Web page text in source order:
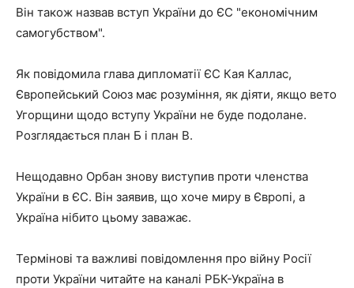
Він також назвав вступ України до ЄС "економічним
самогубством".
Як повідомила глава дипломатії ЄС Кая Каллас,
Європейський Союз має розуміння, як діяти, якщо вето
Угорщини щодо вступу України не буде подолане.
Розглядається план Б і план В.
Нещодавно Орбан знову виступив проти членства
України в ЄС. Він заявив, що хоче миру в Європі, а
Україна нібито цьому заважає.
Термінові та важливі повідомлення про війну Росії
проти України читайте на каналі РБК-Україна в